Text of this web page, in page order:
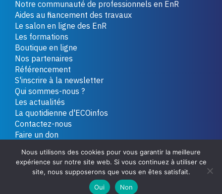
Notre communauté de professionnels en EnR
Aides au financement des travaux
Le salon en ligne des EnR
Les formations
Boutique en ligne
Nos partenaires
Référencement
S'inscrire à la newsletter
Qui sommes-nous ?
Les actualités
La quotidienne d'ECOinfos
Contactez-nous
Faire un don
Copyright 2026 - Tous droits réservés Plan du site
Politique de confidentialité
Conditions générales de vente
Nous utilisons des cookies pour vous garantir la meilleure
expérience sur notre site web. Si vous continuez à utiliser ce
site, nous supposerons que vous en êtes satisfait.
Oui
Non